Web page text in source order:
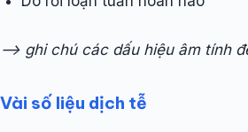
–> ghi chú các dấu hiệu âm tính
Vài số liệu dịch tễ